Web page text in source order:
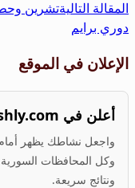
المقالة التاليةتشرين
دوري برايم
الإعلان في الموقع
أعلن في Qamishly.com
واجعل نشاطك يظهر
وكل المحافظات
ونتائج سريعة.